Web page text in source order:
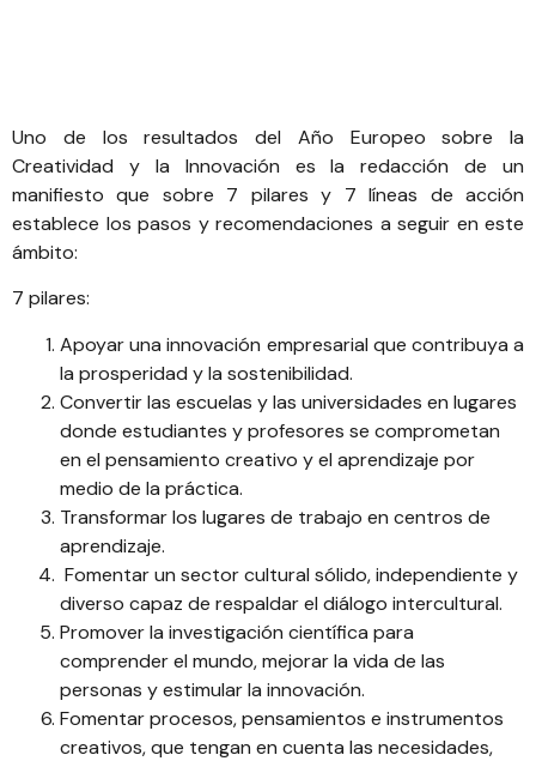
Uno de los resultados del Año Europeo sobre la
Creatividad y la Innovación es la redacción de un
manifiesto que sobre 7 pilares y 7 líneas de acción
establece los pasos y recomendaciones a seguir en este
ámbito:
7 pilares:
Apoyar una innovación empresarial que contribuya a
la prosperidad y la sostenibilidad.
Convertir las escuelas y las universidades en lugares
donde estudiantes y profesores se comprometan
en el pensamiento creativo y el aprendizaje por
medio de la práctica.
Transformar los lugares de trabajo en centros de
aprendizaje.
Fomentar un sector cultural sólido, independiente y
diverso capaz de respaldar el diálogo intercultural.
Promover la investigación científica para
comprender el mundo, mejorar la vida de las
personas y estimular la innovación.
Fomentar procesos, pensamientos e instrumentos
creativos, que tengan en cuenta las necesidades,